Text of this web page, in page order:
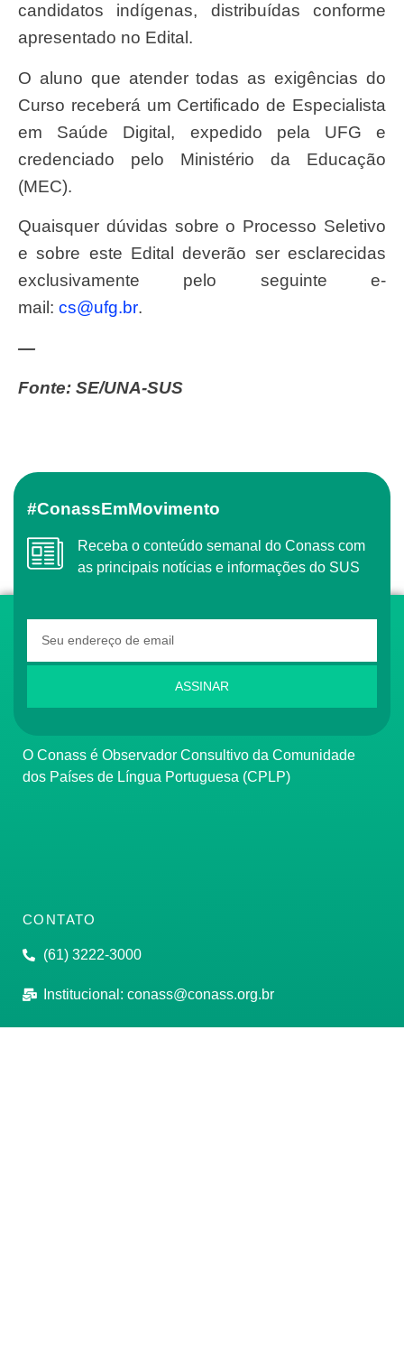
candidatos indígenas, distribuídas conforme
apresentado no Edital.
O aluno que atender todas as exigências do
Curso receberá um Certificado de Especialista
em Saúde Digital, expedido pela UFG e
credenciado pelo Ministério da Educação
(MEC).
Quaisquer dúvidas sobre o Processo Seletivo
e sobre este Edital deverão ser esclarecidas
exclusivamente pelo seguinte e-
mail: cs@ufg.br.
—
Fonte: SE/UNA-SUS
#ConassEmMovimento
Receba o conteúdo semanal do Conass com
as principais notícias e informações do SUS
ASSINAR
O Conass é Observador Consultivo da Comunidade
dos Países de Língua Portuguesa (CPLP)
CONTATO
(61) 3222-3000
Institucional: conass@conass.org.br